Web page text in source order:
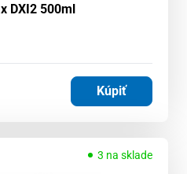
DXI2 500ml
Kúpiť
3 na sklade